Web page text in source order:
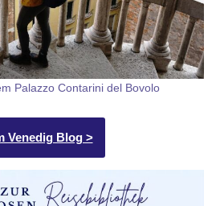
Palazzo Contarini del Bovolo
Venedig Blog >